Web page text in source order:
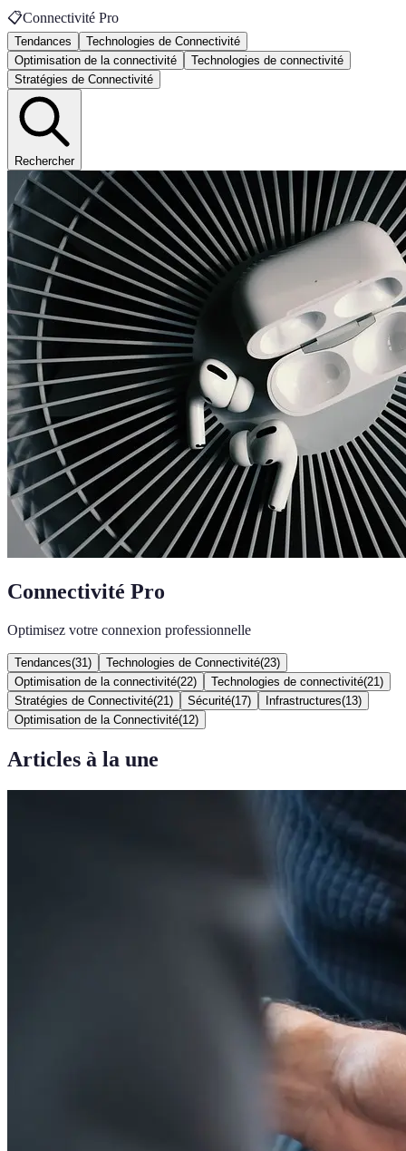
📋Connectivité Pro
Tendances
Technologies de Connectivité
Optimisation de la connectivité
Technologies de connectivité
Stratégies de Connectivité
Rechercher
Connectivité Pro
Optimisez votre connexion professionnelle
Tendances(31 ) Technologies de Connectivité(23)
Optimisation de la connectivité(22) Technologies de connectivité(21 )
Stratégies de Connectivité(21 ) Sécurité(17) Infrastructures(13)
Optimisation de la Connectivité(12)
Articles à la une